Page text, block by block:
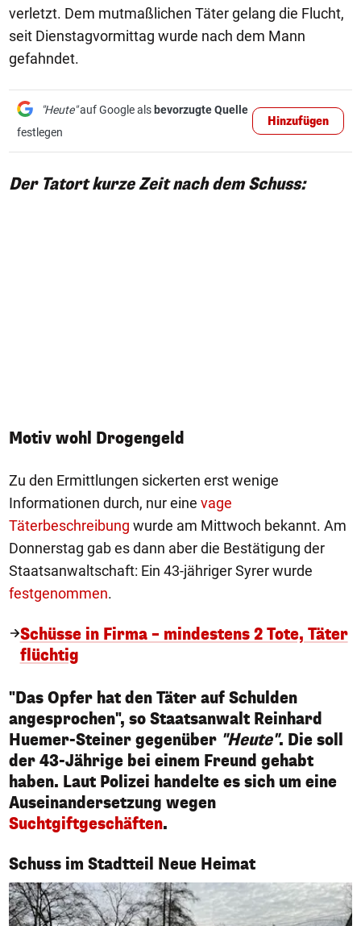
verletzt. Dem mutmaßlichen Täter gelang die Flucht,
seit Dienstagvormittag wurde nach dem Mann
gefahndet.
"Heute"auf Google als bevorzugte Quelle
festlegen
Hinzufügen
Der Tatort kurze Zeit nach dem Schuss:
Motiv wohl Drogengeld
Zu den Ermittlungen sickerten erst wenige
Informationen durch, nur eine vage
Täterbeschreibung wurde am Mittwoch bekannt. Am
Donnerstag gab es dann aber die Bestätigung der
Staatsanwaltschaft: Ein 43-jähriger Syrer wurde
festgenommen.
Schüsse in Firma – mindestens 2 Tote, Täter
flüchtig
"Das Opfer hat den Täter auf Schulden
angesprochen", so Staatsanwalt Reinhard
Huemer-Steiner gegenüber "Heute". Die soll
der 43-Jährige bei einem Freund gehabt
haben. Laut Polizei handelte es sich um eine
Auseinandersetzung wegen
Suchtgiftgeschäften.
Schuss im Stadtteil Neue Heimat
1/9